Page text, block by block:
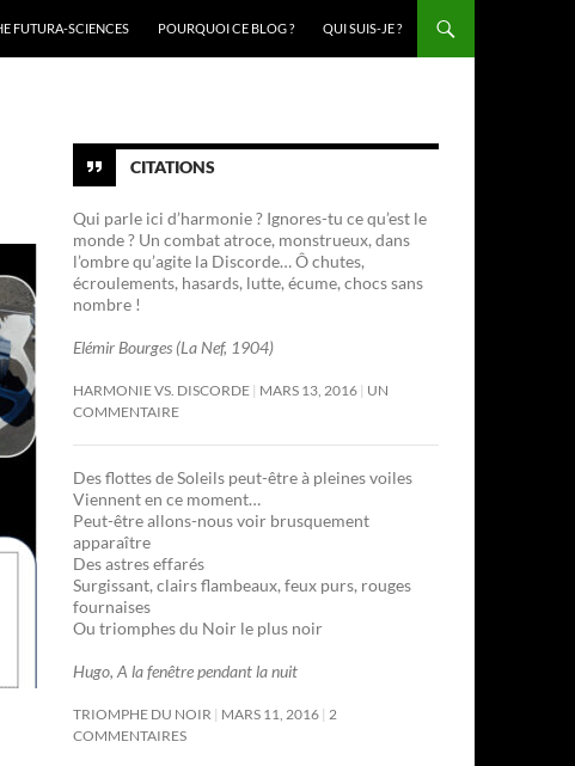
FUTURA-SCIENCES
POURQUOI CE BLOG ? QUI SUIS-JE ?
CITATIONS
Qui parle ici d’harmonie ? Ignores-tu ce qu’est le
monde ? Un combat atroce, monstrueux, dans
l’ombre qu’agite la Discorde… Ô chutes,
écroulements, hasards, lutte, écume, chocs sans
nombre !
Elémir Bourges (La Nef, 1904)
HARMONIE VS. DISCORDE MARS 13, 2016 UN
COMMENTAIRE
Des flottes de Soleils peut-être à pleines voiles
Viennent en ce moment…
Peut-être allons-nous voir brusquement
apparaître
Des astres effarés
Surgissant, clairs flambeaux, feux purs, rouges
fournaises
Ou triomphes du Noir le plus noir
Hugo, A la fenêtre pendant la nuit
TRIOMPHE DU NOIR MARS 11, 2016 2
COMMENTAIRES